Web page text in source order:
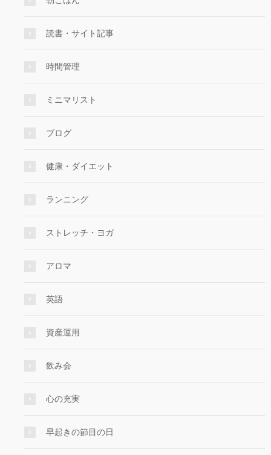
読書・サイト記事
時間管理
ミニマリスト
ブログ
健康・ダイエット
ランニング
ストレッチ・ヨガ
アロマ
英語
資産運用
飲み会
心の充実
早起きの節目の日